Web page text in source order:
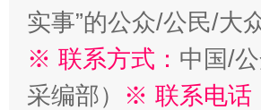
实事”的公众/公民/大
※ 联系方式： 中国/
采编部） ※ 联系电话